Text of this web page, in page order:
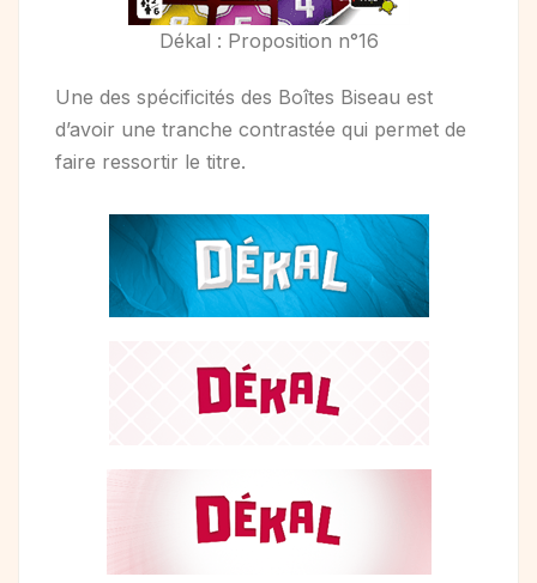
Dékal : Proposition n°16
Une des spécificités des Boîtes Biseau est
d’avoir une tranche contrastée qui permet de
faire ressortir le titre.